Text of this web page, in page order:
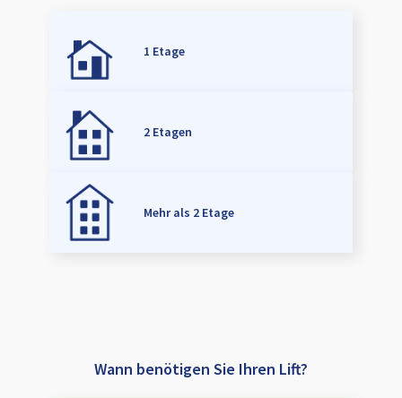
1 Etage
2 Etagen
Mehr als 2 Etage
Wann benötigen Sie Ihren Lift?